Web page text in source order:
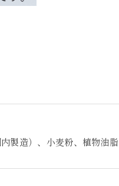
製造）、小麦粉、植物油